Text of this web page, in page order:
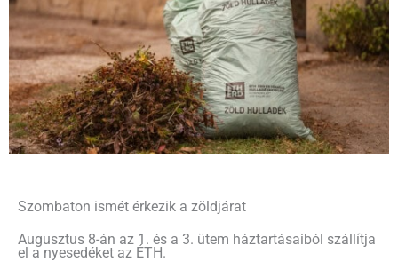
Szombaton ismét érkezik a zöldjárat
Augusztus 8-án az 1. és a 3. ütem háztartásaiból szállítja
el a nyesedéket az ÉTH.